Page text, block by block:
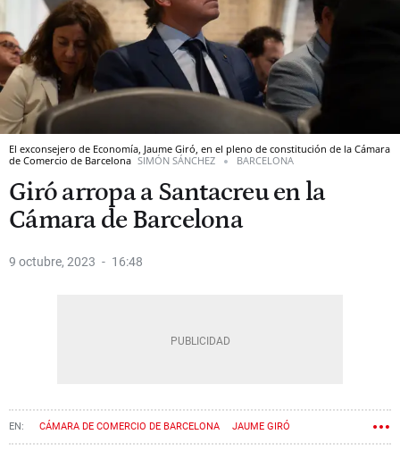
El exconsejero de Economía, Jaume Giró, en el pleno de constitución de la Cámara
de Comercio de Barcelona SIMÓN SÁNCHEZ BARCELONA
Giró arropa a Santacreu en la
Cámara de Barcelona
9 octubre, 2023 16:48
CÁMARA DE COMERCIO DE BARCELONA JAUME GIRÓ